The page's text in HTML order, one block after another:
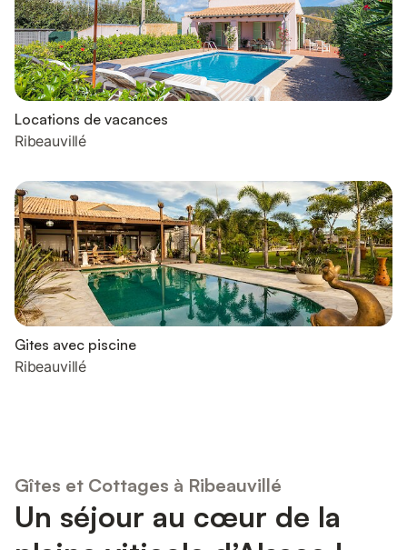
Locations de vacances
Ribeauvillé
Gites avec piscine
Ribeauvillé
Gîtes et Cottages à Ribeauvillé
Un séjour au cœur de la